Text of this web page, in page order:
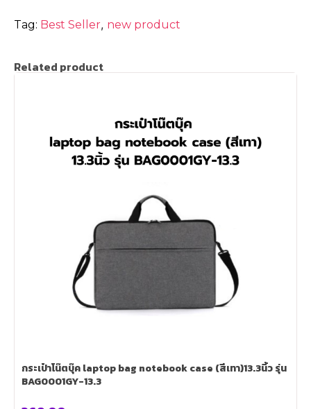
Tag: Best Seller, new product
Related product
กระเป๋าโน๊ตบุ๊ค laptop bag notebook case (สีเทา)13.3นิ้ว รุ่น
BAG0001GY-13.3